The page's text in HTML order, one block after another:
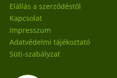
Elállás a szerződéstől
Kapcsolat
Impresszum
Adatvédelmi tájékoztató
Süti-szabályzat